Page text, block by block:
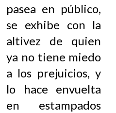
pasea en público,
se exhibe con la
altivez de quien
ya no tiene miedo
a los prejuicios, y
lo hace envuelta
en estampados